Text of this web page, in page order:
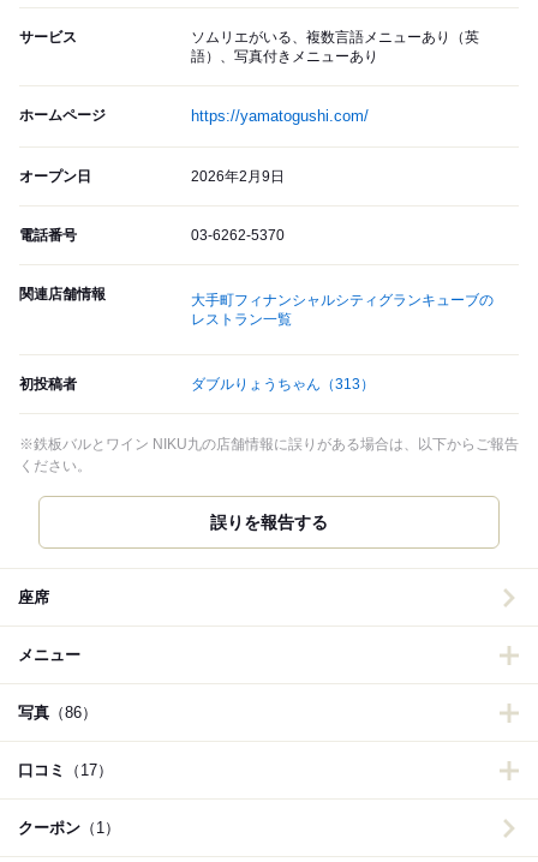
サービス
ソムリエがいる、複数言語メニューあり（英
語）、写真付きメニューあり
ホームページ https://yamatogushi.com/
オープン日 2026年2月9日
電話番号 03-6262-5370
関連店舗情報
大手町フィナンシャルシティグランキューブの
レストラン一覧
初投稿者 ダブルりょうちゃん （313）
※鉄板バルとワイン NIKU九の店舗情報に誤りがある場合は、以下からご報告
ください。
誤りを報告する
座席
メニュー
写真 （86）
口コミ （17）
クーポン （1）